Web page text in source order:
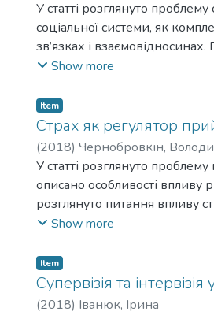
У статті розглянуто проблему
соціальної системи, як
зв’язках і
консультування. Окрему
Show more
Item
Страх як регулятор
(2018) Чернобровкін,
У статті розглянуто
описано особливості впливу
розглянуто питання впливу
вплив окремих видів страхів.
Show more
Item
Супервізія та
(2018) Іванюк, Ірина